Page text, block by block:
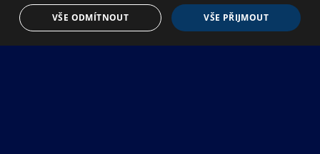
VŠE PŘIJMOUT
VŠE ODMÍTNOUT